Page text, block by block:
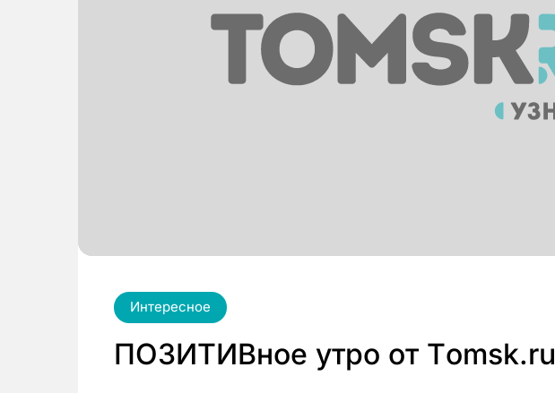
Интересное
ПОЗИТИВное утро от Тomsk.ru